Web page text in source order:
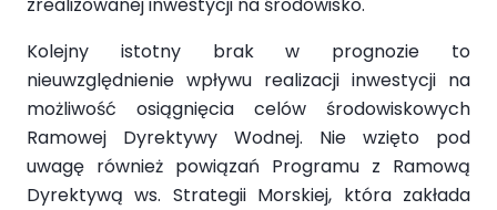
zrealizowanej inwestycji na środowisko.
Kolejny istotny brak w prognozie to
nieuwzględnienie wpływu realizacji inwestycji na
możliwość osiągnięcia celów środowiskowych
Ramowej Dyrektywy Wodnej. Nie wzięto pod
uwagę również powiązań Programu z Ramową
Dyrektywą ws. Strategii Morskiej, która zakłada